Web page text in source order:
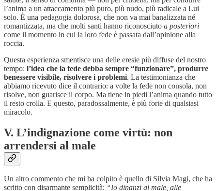
l’anima a un attaccamento più puro, più nudo, più radicale a Lui
solo. È una pedagogia dolorosa, che non va mai banalizzata né
romantizzata, ma che molti santi hanno riconosciuto a posteriori
come il momento in cui la loro fede è passata dall’opinione alla
roccia.
Questa esperienza smentisce una delle eresie più diffuse del nostro
tempo: l’idea che la fede debba sempre “funzionare”, produrre
benessere visibile, risolvere i problemi. La testimonianza che
abbiamo ricevuto dice il contrario: a volte la fede non consola, non
risolve, non guarisce il corpo. Ma tiene in piedi l’anima quando tutto
il resto crolla. E questo, paradossalmente, è più forte di qualsiasi
miracolo.
V. L’indignazione come virtù: non
arrendersi al male
Un altro commento che mi ha colpito è quello di Silvia Magi, che ha
scritto con disarmante semplicità: “Io dinanzi al male, alle